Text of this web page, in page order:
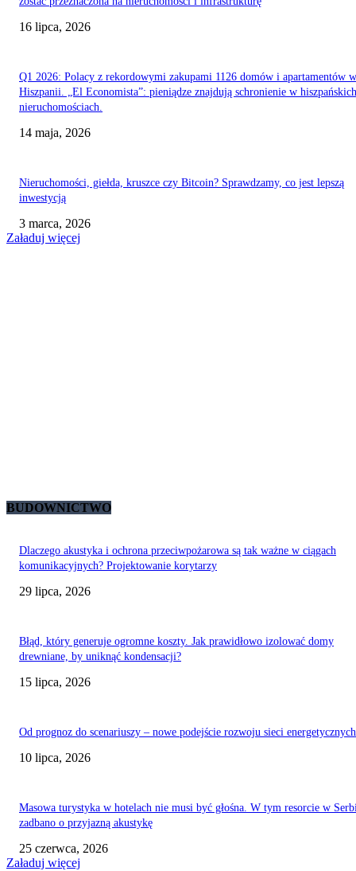
16 lipca, 2026
Q1 2026: Polacy z rekordowymi zakupami 1126 domów i apartamentów w
Hiszpanii. „El Economista”: pieniądze znajdują schronienie w hiszpańskich
nieruchomościach.
14 maja, 2026
Nieruchomości, giełda, kruszce czy Bitcoin? Sprawdzamy, co jest lepszą
inwestycją
3 marca, 2026
Załaduj więcej
BUDOWNICTWO
Dlaczego akustyka i ochrona przeciwpożarowa są tak ważne w ciągach
komunikacyjnych? Projektowanie korytarzy
29 lipca, 2026
Błąd, który generuje ogromne koszty. Jak prawidłowo izolować domy
drewniane, by uniknąć kondensacji?
15 lipca, 2026
Od prognoz do scenariuszy – nowe podejście rozwoju sieci energetycznych
10 lipca, 2026
Masowa turystyka w hotelach nie musi być głośna. W tym resorcie w
zadbano o przyjazną akustykę
25 czerwca, 2026
Załaduj więcej